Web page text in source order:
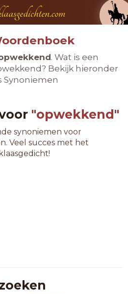
. Wat is een
Bekijk hieronder
Synoniemen
"opwekkend"
synoniemen voor
Veel succes met het